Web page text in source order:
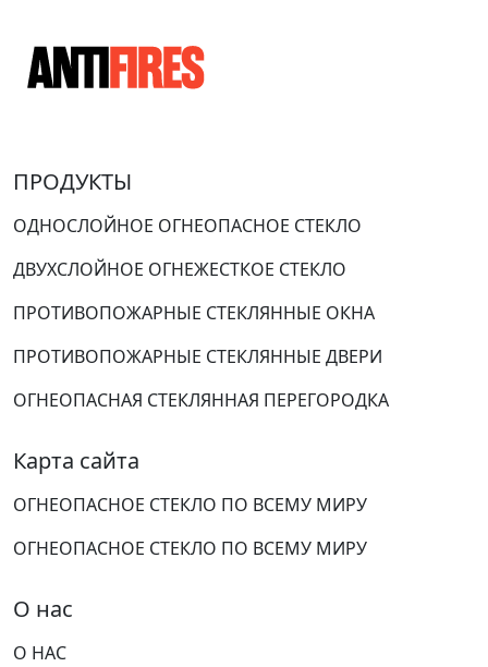
ПРОДУКТЫ
ОДНОСЛОЙНОЕ ОГНЕОПАСНОЕ СТЕКЛО
ДВУХСЛОЙНОЕ ОГНЕЖЕСТКОЕ СТЕКЛО
ПРОТИВОПОЖАРНЫЕ СТЕКЛЯННЫЕ ОКНА
ПРОТИВОПОЖАРНЫЕ СТЕКЛЯННЫЕ ДВЕРИ
ОГНЕОПАСНАЯ СТЕКЛЯННАЯ ПЕРЕГОРОДКА
Карта сайта
ОГНЕОПАСНОЕ СТЕКЛО ПО ВСЕМУ МИРУ
ОГНЕОПАСНОЕ СТЕКЛО ПО ВСЕМУ МИРУ
О нас
О НАС